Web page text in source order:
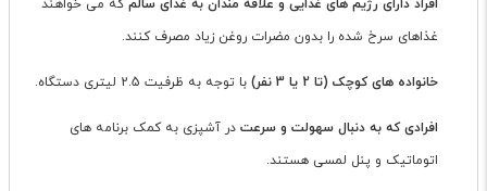
افراد دارای رژیم های غذایی و علاقه مندان به غذای سالمکه می خواهند
غذاهای سرخ شده را بدون مضرات روغن زیاد مصرف کنند.
خانواده های کوچک (تا 2 یا 3 نفر) با توجه به ظرفیت 2.5 لیتری دستگاه.
افرادی که به دنبال سهولت و سرعت در آشپزی به کمک برنامه های
اتوماتیک و پنل لمسی هستند.